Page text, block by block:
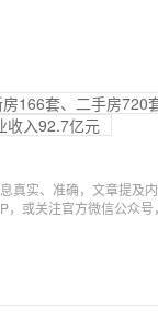
166套、二手房720
收入92.7亿元
真实、准确，文章提及
，或关注官方微信公众